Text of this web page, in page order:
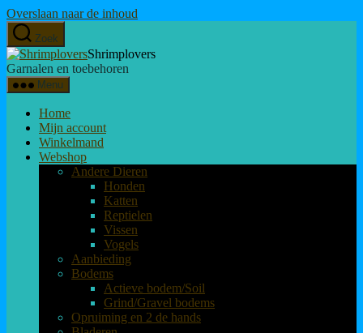
Overslaan naar de inhoud
Zoek
Shrimplovers
Garnalen en toebehoren
Menu
Home
Mijn account
Winkelmand
Webshop
Andere Dieren
Honden
Katten
Reptielen
Vissen
Vogels
Aanbieding
Bodems
Actieve bodem/Soil
Grind/Gravel bodems
Opruiming en 2 de hands